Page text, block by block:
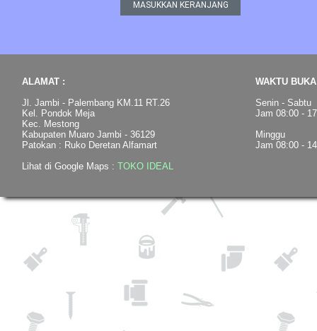
ALAMAT :
Jl. Jambi - Palembang KM.11 RT.26
Kel. Pondok Meja
Kec. Mestong
Kabupaten Muaro Jambi - 36129
Patokan : Ruko Deretan Alfamart
Lihat di Google Maps : TOKO IDEAL
WAKTU
Senin - Sabtu
Jam 08:00 -
Minggu
Jam 08:00 -